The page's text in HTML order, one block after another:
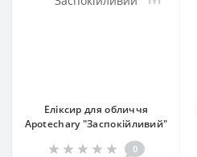
Еліксир для обличчя
Аpotechary "Заспокійливий"
0